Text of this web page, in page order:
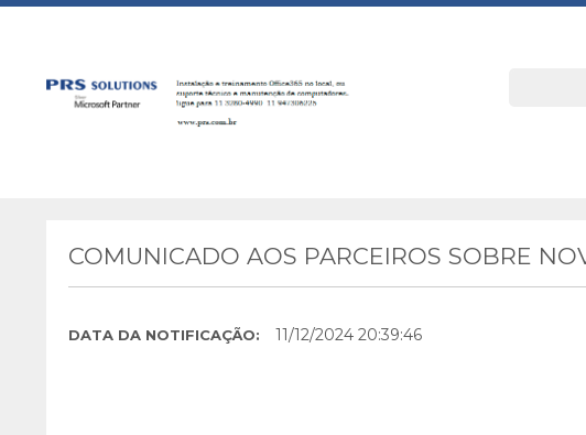
COMUNICADO AOS PARCEIROS SOBRE
DATA DA NOTIFICAÇÃO: 11/12/2024 20:39:46